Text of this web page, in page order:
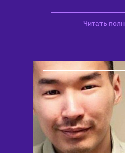
Читать